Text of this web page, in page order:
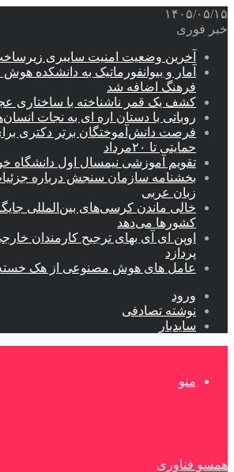
۱۴۰۵/۰۵/۱۵
خبر فوری
آخرین وضعیت امنیت سایبری
آمار و بیوانفورماتیک به دانشکده
فرهنگ اضافه شد
کشف یک قمر ناشناخته با ساختاری
روباتی با دستان اره ای به نجات
فرصت دانش‌آموختگان برتر دکتری‌
حمایتی تا ۲۰مرداد
تقویم آموزشی نیمسال اول دانشگاه
بخشنامه سازمان سنجش درباره
زبان عربی
خالی ماندن کرسی‌های بین‌المللی
کشورها می‌دهد
اوپن ای آی بهای ترجیح کارمندان
پردازد
عامل های هوش مصنوعی از هک
ورود
نوشته تصادفی
سایدبار
منو
همسو فناوری